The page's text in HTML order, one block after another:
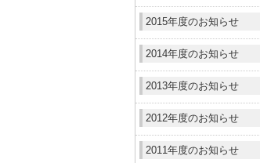
2015年度のお知らせ
2014年度のお知らせ
2013年度のお知らせ
2012年度のお知らせ
2011年度のお知らせ